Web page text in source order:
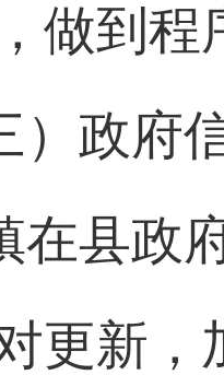
做到程
）政府
在县政
更新，